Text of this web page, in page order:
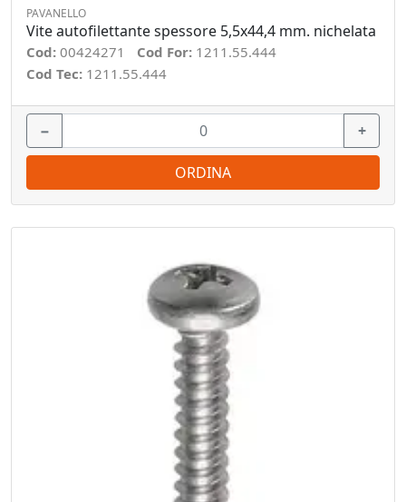
PAVANELLO
Vite autofilettante spessore 5,5x44,4 mm. nichelata
Cod: 00424271 Cod For: 1211.55.444
Cod Tec: 1211.55.444
− +
ORDINA